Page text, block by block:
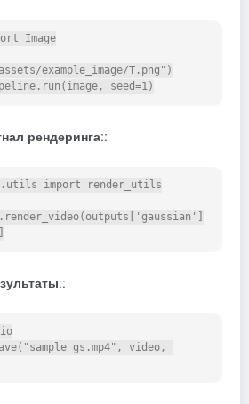
Image
example_image/T.png")
рендеринга::
import render_utils
::
video,